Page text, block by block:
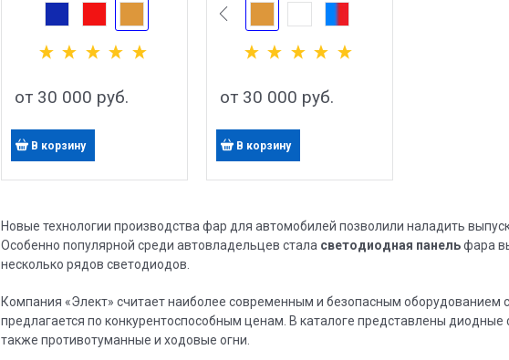
от 30 000 руб.
В корзину
от 30 000 руб.
В корзину
Новые технологии производства фар для автомобилей позволили наладить
Особенно популярной среди автовладельцев стала светодиодная панельфара
несколько рядов светодиодов.
Компания «Элект» считает наиболее современным и безопасным оборудованием
предлагается по конкурентоспособным ценам. В каталоге представлены
также противотуманные и ходовые огни.